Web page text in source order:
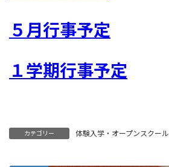
５月行事予定
１学期行事予定
カテゴリー 体験入学・オープンスクール